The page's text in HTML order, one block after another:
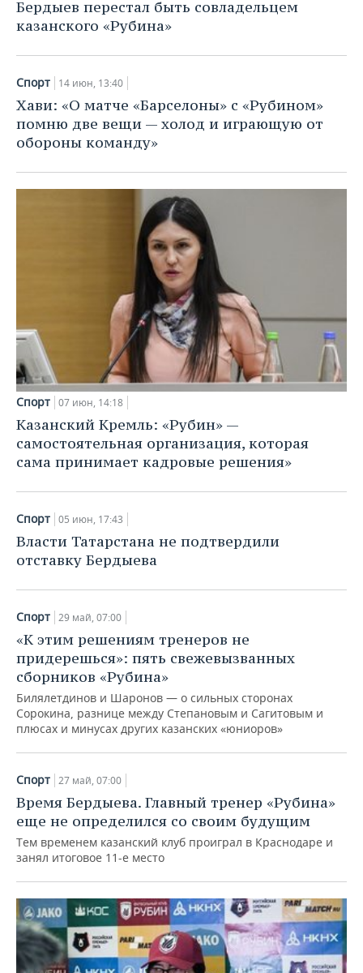
Бердыев перестал быть совладельцем
казанского «Рубина»
Спорт 14 июн, 13:40
Хави: «О матче «Барселоны» с «Рубином»
помню две вещи — холод и играющую от
обороны команду»
Спорт 07 июн, 14:18
Казанский Кремль: «Рубин» —
самостоятельная организация, которая
сама принимает кадровые решения»
Спорт 05 июн, 17:43
Власти Татарстана не подтвердили
отставку Бердыева
Спорт 29 май, 07:00
«К этим решениям тренеров не
придерешься»: пять свежевызванных
сборников «Рубина»
Билялетдинов и Шаронов — о сильных сторонах
Сорокина, разнице между Степановым и Сагитовым и
плюсах и минусах других казанских «юниоров»
Спорт 27 май, 07:00
Время Бердыева. Главный тренер «Рубина»
еще не определился со своим будущим
Тем временем казанский клуб проиграл в Краснодаре и
занял итоговое 11-е место